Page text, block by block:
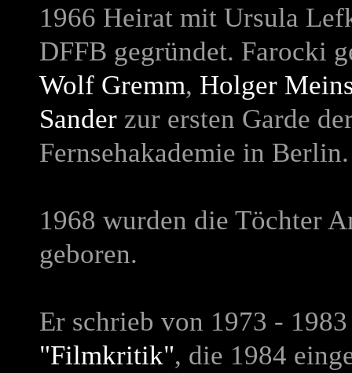
1966 Heirat mit Ursula
DFFB gegründet. Farocki
Wolf Gremm, Holger
Sander zur ersten Garde
Fernsehakademie in Berlin.
1968 wurden die Töchter
geboren.
Er schrieb von 1973 -
"Filmkritik", die 1984